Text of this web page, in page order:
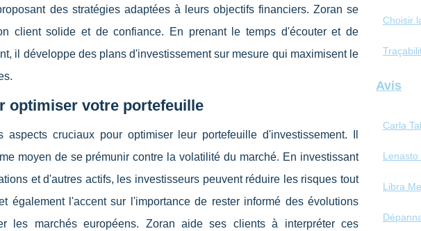
des stratégies adaptées à leurs objectifs financiers. Zoran se
client solide et de confiance. En prenant le temps d'écouter et de
il développe des plans d'investissement sur mesure qui maximisent le
optimiser votre portefeuille
cruciaux pour optimiser leur portefeuille d'investissement. Il
moyen de se prémunir contre la volatilité du marché. En investissant
et d'autres actifs, les investisseurs peuvent réduire les risques tout
également l'accent sur l'importance de rester informé des évolutions
les marchés européens. Zoran aide ses clients à interpréter ces
Choisir
Avis
Carla
Lenasto
Libra